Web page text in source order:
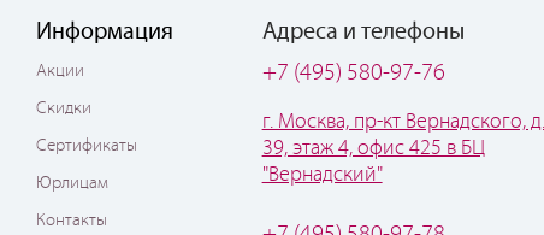
Информация
Акции
Скидки
Сертификаты
Юрлицам
Контакты
Адреса и телефоны
+7 (495) 580-97-76
г. Москва, пр-кт Вернадского, д.
39, этаж 4, офис 425 в БЦ
"Вернадский"